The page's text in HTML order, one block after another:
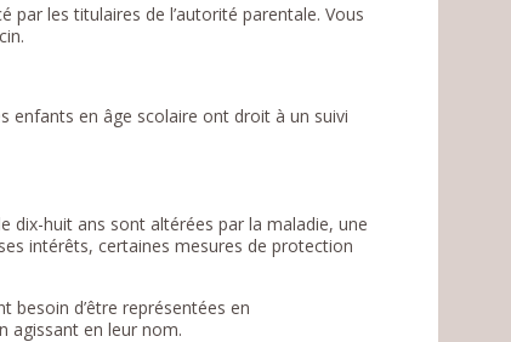
par les titulaires de l’autorité parentale. Vous
enfants en âge scolaire ont droit à un suivi
dix-huit ans sont altérées par la maladie, une
intérêts, certaines mesures de protection
besoin d’être représentées en
agissant en leur nom.